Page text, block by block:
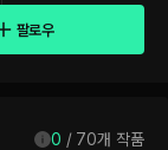
팔로우
0 / 70개 작품